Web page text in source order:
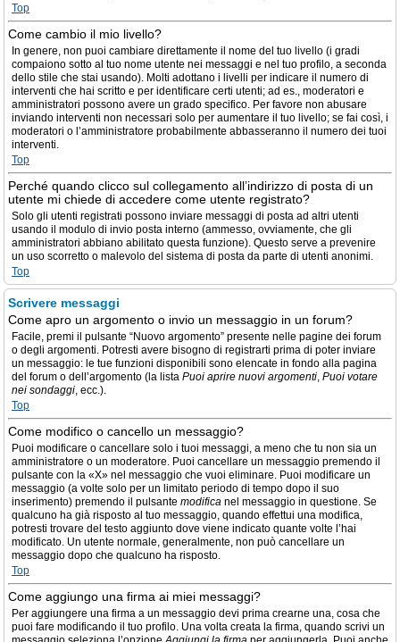
Top
Come cambio il mio livello?
In genere, non puoi cambiare direttamente il nome del tuo livello (i gradi
compaiono sotto al tuo nome utente nei messaggi e nel tuo profilo, a seconda
dello stile che stai usando). Molti adottano i livelli per indicare il numero di
interventi che hai scritto e per identificare certi utenti; ad es., moderatori e
amministratori possono avere un grado specifico. Per favore non abusare
inviando interventi non necessari solo per aumentare il tuo livello; se fai così, i
moderatori o l’amministratore probabilmente abbasseranno il numero dei tuoi
interventi.
Top
Perché quando clicco sul collegamento all’indirizzo di posta di un
utente mi chiede di accedere come utente registrato?
Solo gli utenti registrati possono inviare messaggi di posta ad altri utenti
usando il modulo di invio posta interno (ammesso, ovviamente, che gli
amministratori abbiano abilitato questa funzione). Questo serve a prevenire
un uso scorretto o malevolo del sistema di posta da parte di utenti anonimi.
Top
Scrivere messaggi
Come apro un argomento o invio un messaggio in un forum?
Facile, premi il pulsante “Nuovo argomento” presente nelle pagine dei forum
o degli argomenti. Potresti avere bisogno di registrarti prima di poter inviare
un messaggio: le tue funzioni disponibili sono elencate in fondo alla pagina
del forum o dell’argomento (la lista Puoi aprire nuovi argomenti, Puoi votare
nei sondaggi, ecc.).
Top
Come modifico o cancello un messaggio?
Puoi modificare o cancellare solo i tuoi messaggi, a meno che tu non sia un
amministratore o un moderatore. Puoi cancellare un messaggio premendo il
pulsante con la «X» nel messaggio che vuoi eliminare. Puoi modificare un
messaggio (a volte solo per un limitato periodo di tempo dopo il suo
inserimento) premendo il pulsante modifica nel messaggio in questione. Se
qualcuno ha già risposto al tuo messaggio, quando effettui una modifica,
potresti trovare del testo aggiunto dove viene indicato quante volte l’hai
modificato. Un utente normale, generalmente, non può cancellare un
messaggio dopo che qualcuno ha risposto.
Top
Come aggiungo una firma ai miei messaggi?
Per aggiungere una firma a un messaggio devi prima crearne una, cosa che
puoi fare modificando il tuo profilo. Una volta creata la firma, quando scrivi un